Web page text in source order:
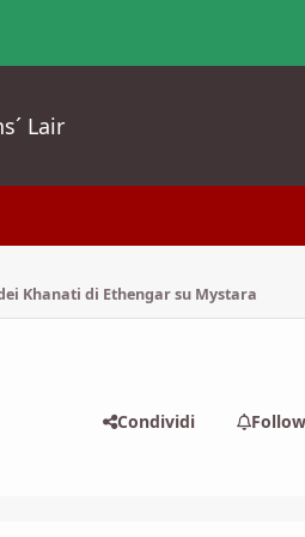
Lair
Khanati di Ethengar su Mystara
Condividi